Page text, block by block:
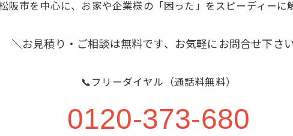
阪市を中心に、お家や企業様の「困った」をスピーディーに
＼お見積り・ご相談は無料です、お気軽にお問合せ下さ
📞フリーダイヤル（通話料無料）
0120-373-680